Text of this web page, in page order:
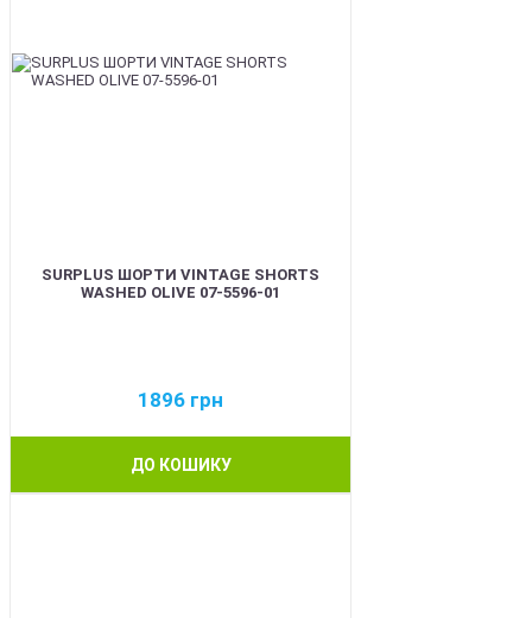
SURPLUS ШОРТИ VINTAGE SHORTS
WASHED OLIVE 07-5596-01
1896 грн
ДО КОШИКУ